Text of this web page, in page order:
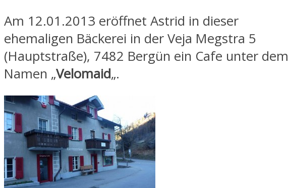
Am 12.01.2013 eröffnet Astrid in dieser
ehemaligen Bäckerei in der Veja Megstra 5
(Hauptstraße), 7482 Bergün ein Cafe unter dem
Namen „Velomaid„.